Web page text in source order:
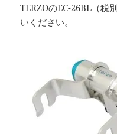
TERZOのEC-26BL（税
いください。